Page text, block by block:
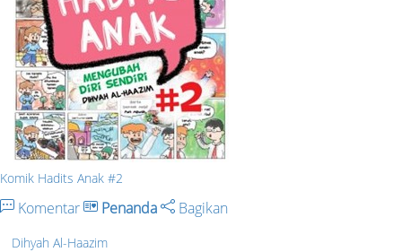
Komik Hadits Anak #2
Komentar Penanda Bagikan
Dihyah Al-Haazim